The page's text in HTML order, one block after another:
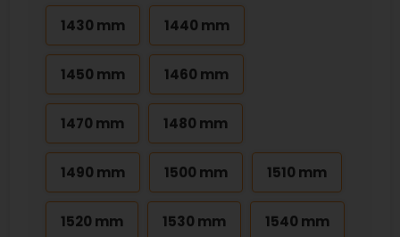
1430 mm 1440 mm
1450 mm 1460 mm
1470 mm 1480 mm
1490 mm 1500 mm 1510 mm
1520 mm 1530 mm 1540 mm